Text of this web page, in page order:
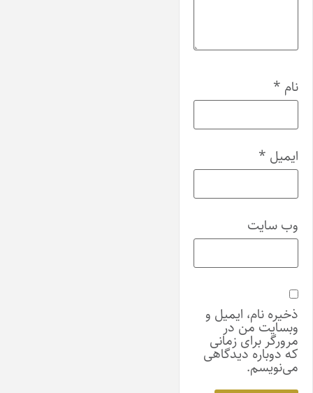
نام *
ایمیل *
وب‌ سایت
ذخیره نام، ایمیل و
وبسایت من در
مرورگر برای زمانی
که دوباره دیدگاهی
می‌نویسم.